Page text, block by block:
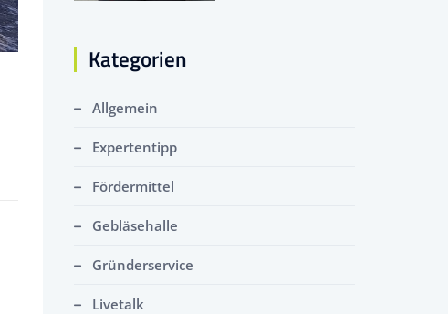
Kategorien
Allgemein
Expertentipp
Fördermittel
Gebläsehalle
Gründerservice
Livetalk